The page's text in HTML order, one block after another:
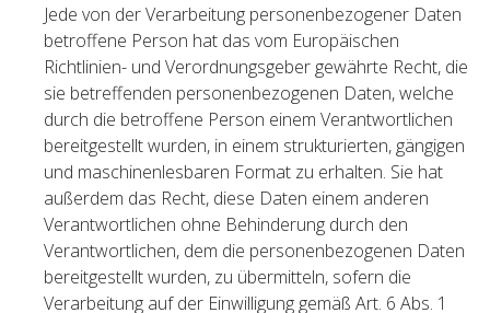
Jede von der Verarbeitung personenbezogener Daten
betroffene Person hat das vom Europäischen
Richtlinien- und Verordnungsgeber gewährte Recht, die
sie betreffenden personenbezogenen Daten, welche
durch die betroffene Person einem Verantwortlichen
bereitgestellt wurden, in einem strukturierten, gängigen
und maschinenlesbaren Format zu erhalten. Sie hat
außerdem das Recht, diese Daten einem anderen
Verantwortlichen ohne Behinderung durch den
Verantwortlichen, dem die personenbezogenen Daten
bereitgestellt wurden, zu übermitteln, sofern die
Verarbeitung auf der Einwilligung gemäß Art. 6 Abs. 1